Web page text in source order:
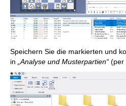
Speichern Sie die markierten und
in
„Analyse und Musterpartien“ (per